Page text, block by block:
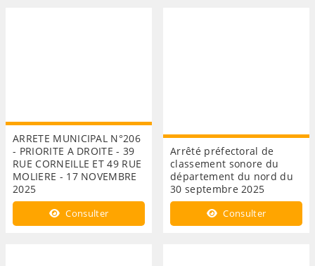
ARRETE MUNICIPAL N°206
- PRIORITE A DROITE - 39
RUE CORNEILLE ET 49 RUE
MOLIERE - 17 NOVEMBRE
2025
Consulter
Arrêté préfectoral de
classement sonore du
département du nord du
30 septembre 2025
Consulter